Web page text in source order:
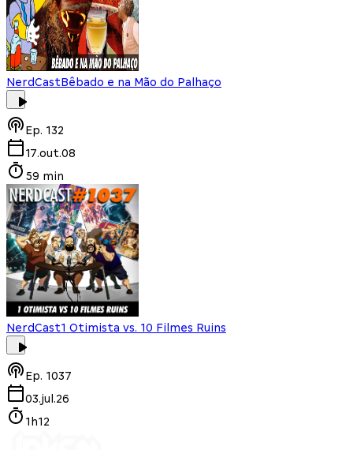
NerdCastBêbado e na Mão do Palhaço
Ep. 132
17.out.08
59 min
NerdCast1 Otimista vs. 10 Filmes Ruins
Ep. 1037
03.jul.26
1h12